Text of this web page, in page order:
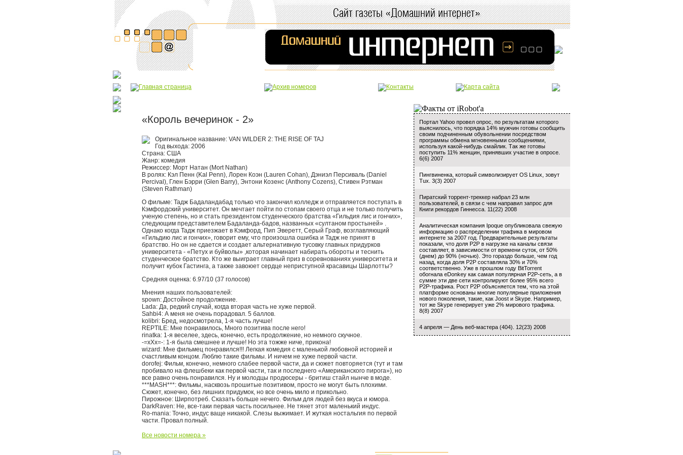
«Король вечеринок - 2»
Оригинальное название: VAN WILDER 2: THE RISE OF TAJ
Год выхода: 2006
Страна: США
Жанр: комедия
Режиссер: Морт Натан (Mort Nathan)
В ролях: Кэл Пенн (Kal Penn), Лорен Коэн (Lauren Cohan), Дэниэл Персиваль (Daniel
Percival), Глен Бэрри (Glen Barry), Энтони Козенс (Anthony Cozens), Стивен Рэтман
(Steven Rathman)
О фильме: Тадж Бадаландабад только что закончил колледж и отправляется поступать в
Кэмфордский университет. Он мечтает пойти по стопам своего отца и не только получить
ученую степень, но и стать президентом студенческого братства «Гильдия лис и гончих»,
следующим представителем Бадаланда-бадов, названных «султаном простыней» .
Однако когда Тадж приезжает в Кэмфорд, Пип Эверетт, Серый Граф, возглавляющий
«Гильдию лис и гончих», говорит ему, что произошла ошибка и Тадж не принят в
братство. Но он не сдается и создает альтернативную тусовку главных придурков
университета - «Петух и буйволы» ,которая начинает набирать обороты и теснить
студенческое братство. Кто же выиграет главный приз в соревнованиях университета и
получит кубок Гастинга, а также завоюет сердце неприступной красавицы Шарлотты?
Средняя оценка: 6.97/10 (37 голосов)
Мнения наших пользователей:
spown: Достойное продолжение.
Lada: Да, редкий случай, когда вторая часть не хуже первой.
Sahbi4: А меня не очень порадовал. 5 баллов.
kolibri: Бред, недосмотрела, 1-я часть лучше!
REPTILE: Мне понравилось, Много позитива после него!
rinatka: 1-я веселее, здесь, конечно, есть продолжение, но немного скучное.
-=хХх=-: 1-я была смешнее и лучше! Но эта тожже ниче, прикона!
wizard: Мне фильмец понравился!!! Легкая комедия с маленькой любовной историей и
счастливым концом. Люблю такие фильмы. И ничем не хуже первой части.
dorofej: Фильм, конечно, немного слабее первой части, да и сюжет повторяется (тут и там
пробивало на флешбеки как первой части, так и последнего «Американского пирога»), но
все равно очень понравился. Ну и молодцы продюсеры - бритиш стайл нынче в моде.
***MASH***: Фильмы, насквозь прошитые позитивом, просто не могут быть плохими.
Сюжет, конечно, без лишних придумок, но все очень мило и прикольно.
Пирожное: Ширпотреб. Сказать больше нечего. Фильм для людей без вкуса и юмора.
DarkRaven: He, все-таки первая часть посильнее. Не тянет этот маленький индус.
Ro-mania: Точно, индус ваще никакой. Слезы выжимает. И жуткая ностальгия по первой
части. Провал полный.
Все новости номера »
Портал Yahoo провел опрос, по результатам которого
выяснилось, что порядка 14% мужчин готовы сообщить
своим подчиненным обувольнении посредством
программы обмена мгновенными сообщениями,
используя какой-нибудь смайлик. Так же готовы
поступить 11% женщин, принявших участие в опросе.
6(6) 2007
Пингвиненка, который символизирует OS Linux, зовут
Tux. 3(3) 2007
Пиратский торрент-треккер набрал 23 млн
пользователей, в связи с чем направил запрос для
Книги рекордов Гиннесса. 11(22) 2008
Аналитическая компания Ipoque опубликовала свежую
информацию о распределении трафика в мировом
интернете за 2007 год. Предварительные результаты
показали, что доля Р2Р в нагрузке на каналы связи
составляет, в зависимости от времени суток, от 50%
(днем) до 90% (ночью). Это гораздо больше, чем год
назад, когда доля Р2Р составляла 30% и 70%
соответственно. Уже в прошлом году BitTorrent
обогнала eDonkey как самая популярная Р2Р-сеть, а в
сумме эти две сети контролируют более 95% всего
Р2Р-трафика. Рост Р2Р объясняется тем, что на этой
платформе основаны многие популярные приложения
нового поколения, такие, как Joost и Skype. Например,
тот же Skype генерирует уже 2% мирового трафика.
8(8) 2007
4 апреля — День веб-мастера (404). 12(23) 2008